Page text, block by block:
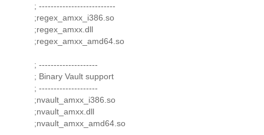
; --------------------------
;regex_amxx_i386.so
;regex_amxx.dll
;regex_amxx_amd64.so
; --------------------
; Binary Vault support
; --------------------
;nvault_amxx_i386.so
;nvault_amxx.dll
;nvault_amxx_amd64.so